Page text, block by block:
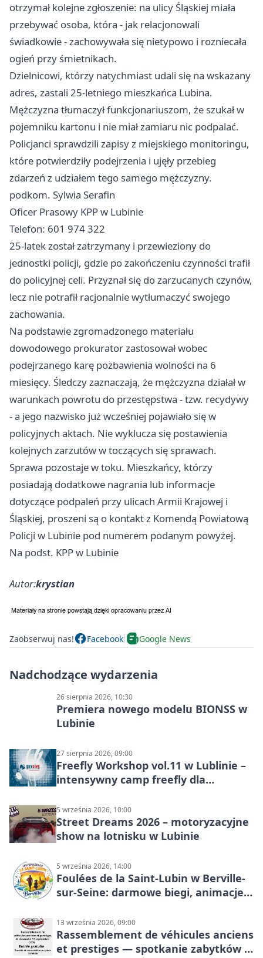
otrzymał kolejne zgłoszenie: na ulicy Śląskiej miała
przebywać osoba, która - jak relacjonowali
świadkowie - zachowywała się nietypowo i rozniecała
ogień przy śmietnikach.
Dzielnicowi, którzy natychmiast udali się na wskazany
adres, zastali 25-letniego mieszkańca Lubina.
Mężczyzna tłumaczył funkcjonariuszom, że szukał w
pojemniku kartonu i nie miał zamiaru nic podpalać.
Policjanci sprawdzili zapisy z miejskiego monitoringu,
które potwierdziły podejrzenia i ujęły przebieg
zdarzeń z udziałem tego samego mężczyzny.
podkom. Sylwia Serafin
Oficer Prasowy KPP w Lubinie
Telefon: 601 974 322
25-latek został zatrzymany i przewieziony do
jednostki policji, gdzie po zakończeniu czynności trafił
do policyjnej celi. Przyznał się do zarzucanych czynów,
lecz nie potrafił racjonalnie wytłumaczyć swojego
zachowania.
Na podstawie zgromadzonego materiału
dowodowego prokurator zastosował wobec
podejrzanego karę pozbawienia wolności na 6
miesięcy. Śledczy zaznaczają, że mężczyzna działał w
warunkach powrotu do przestępstwa - tzw. recydywy
- a jego nazwisko już wcześniej pojawiało się w
policyjnych aktach. Nie wyklucza się postawienia
kolejnych zarzutów w toczących się sprawach.
Sprawa pozostaje w toku. Mieszkańcy, którzy
posiadają dodatkowe nagrania lub informacje
dotyczące podpaleń przy ulicach Armii Krajowej i
Śląskiej, proszeni są o kontakt z Komendą Powiatową
Policji w Lubinie pod numerem podanym powyżej.
Na podst. KPP w Lubinie
Autor:krystian
Zaobserwuj nas! Facebook Google News
Nadchodzące wydarzenia
26 sierpnia 2026, 10:30
Premiera nowego modelu BIONSS w
Lubinie
27 sierpnia 2026, 09:00
Freefly Workshop vol.11 w Lublinie –
intensywny camp freefly dla
5 września 2026, 10:00
Street Dreams 2026 – motoryzacyjne
show na lotnisku w Lubinie
5 września 2026, 14:00
Foulées de la Saint-Lubin w Berville-
sur-Seine: darmowe biegi, animacje i
13 września 2026, 09:00
Rassemblement de véhicules anciens
et prestiges — spotkanie zabytków i